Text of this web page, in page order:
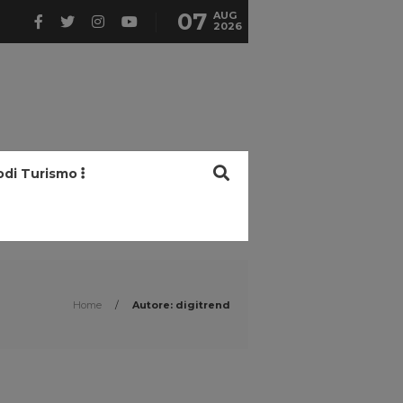
07 AUG
2026
Turismo
Home / Autore: digitrend